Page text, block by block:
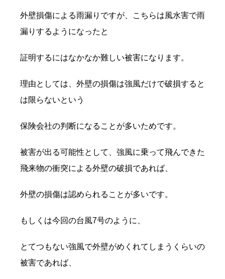
外壁損傷による雨漏りですが、こちらは風水害で雨
漏りするようになったと
証明するにはなかなか難しい被害になります。
理由としては、外壁の損傷は強風だけで破損すると
は限らないという
保険会社の判断になることが多いためです。
被害が出る可能性として、強風に乗って飛んできた
飛来物の衝突による外壁の破損であれば、
外壁の損傷は認められることが多いです。
もしくは今回の台風7号のように、
とてつもない強風で外壁がめくれてしまうくらいの
被害であれば、